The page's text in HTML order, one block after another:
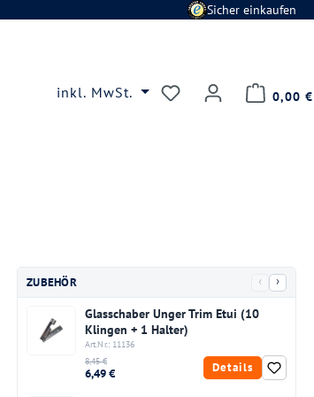
Sicher einkaufen
inkl. MwSt. Du hast 0 0,00 €
ZUBEHÖR ‹ ›
Glasschaber Unger Trim Etui (10
Klingen + 1 Halter)
Art.Nr.: 11136
8,45 €
6,49 € Details